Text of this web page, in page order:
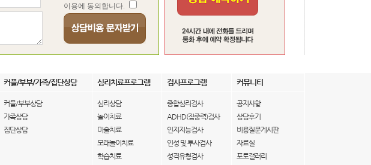
이용에 동의합니다.
커플/부부/가족/집단상담 심리치료프로그램 검사프로그램 커뮤니티
커플/부부상담
가족상담
집단상담
심리상담
놀이치료
미술치료
모래놀이치료
학습치료
종합심리검사
ADHD(집중력)검사
인지지능검사
인성 및 투사검사
성격유형검사
공지사항
상담후기
비용질문게시판
자료실
포토갤러리